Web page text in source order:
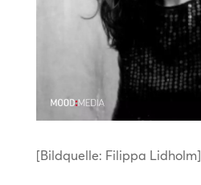
[Bildquelle: Filippa Lidholm]